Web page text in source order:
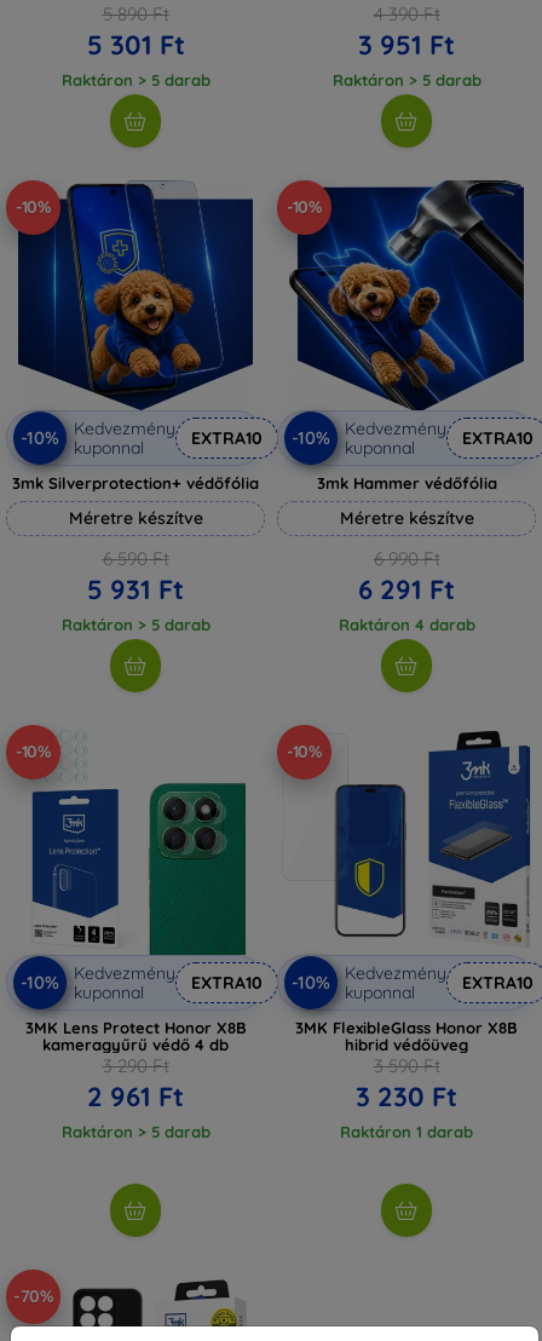
5 890 Ft
5 301 Ft
Raktáron > 5 darab
4 390 Ft
3 951 Ft
Raktáron > 5 darab
-10%
-10%
Kedvezmény
kuponnal
EXTRA10
3mk Silverprotection+ védőfólia
Méretre készítve
6 590 Ft
5 931 Ft
Raktáron > 5 darab
-10%
-10%
Kedvezmény
kuponnal
EXTRA10
3mk Hammer védőfólia
Méretre készítve
6 990 Ft
6 291 Ft
Raktáron 4 darab
-10%
-10%
Kedvezmény
kuponnal
EXTRA10
3MK Lens Protect Honor X8B
kameragyűrű védő 4 db
3 290 Ft
2 961 Ft
Raktáron > 5 darab
-10%
-10%
Kedvezmény
kuponnal
EXTRA10
3MK FlexibleGlass Honor X8B
hibrid védőüveg
3 590 Ft
3 230 Ft
Raktáron 1 darab
-70%